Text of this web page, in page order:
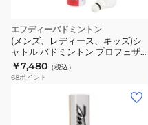
エフディーバドミントン
(メンズ、レディース、キッズ)シ
ャトル バドミントン プロフェザ
ー EX3 PF-6500-NO3
￥7,480 （税込）
68ポイント